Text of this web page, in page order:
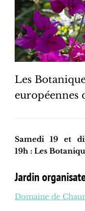
Les
Samedi 19 et
19h : Les
Jardin
Domaine de